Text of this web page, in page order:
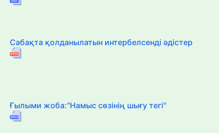
Сабақта қолданылатын интербелсенді әдістер
Ғылыми жоба:"Намыс сөзінің шығу тегі"